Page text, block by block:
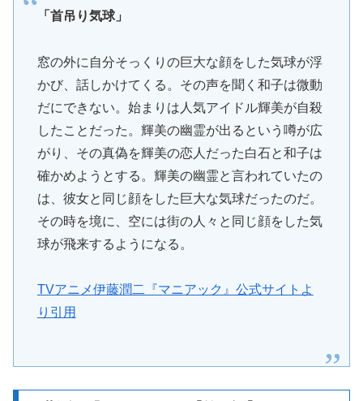
「首吊り気球」
窓の外に自分そっくりの巨大な顔をした気球が浮
かび、話しかけてくる。その声を聞く和子は微動
だにできない。始まりは人気アイドル輝美が自殺
したことだった。輝美の幽霊が出るという噂が広
がり、その真偽を輝美の恋人だった白石と和子は
確かめようとする。輝美の幽霊と言われていたの
は、彼女と同じ顔をした巨大な気球だったのだ。
その時を境に、空には街の人々と同じ顔をした気
球が飛来するようになる。
TVアニメ伊藤潤二『マニアック』公式サイトよ
り引用